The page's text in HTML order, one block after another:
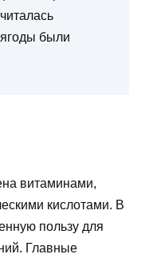
были
витаминами,
кислотами. В
пользу для
Главные